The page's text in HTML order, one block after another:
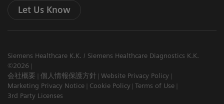
Let Us Know
Siemens Healthcare K.K. / Siemens Healthcare Diagnostics K.K.
©2026
会社概要
個人情報保護方針
Website Privacy Policy
Marketing Privacy Notice
Cookie Policy Terms of Use
3rd Party Licenses